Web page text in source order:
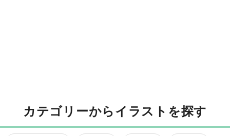
カテゴリーからイラストを探す